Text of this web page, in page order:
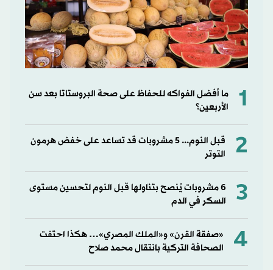
1
ما أفضل الفواكه للحفاظ على صحة البروستاتا بعد سن
الأربعين؟
2
قبل النوم... 5 مشروبات قد تساعد على خفض هرمون
التوتر
3
6 مشروبات يُنصح بتناولها قبل النوم لتحسين مستوى
السكر في الدم
4
«صفقة القرن» و«الملك المصري»… هكذا احتفت
الصحافة التركية بانتقال محمد صلاح